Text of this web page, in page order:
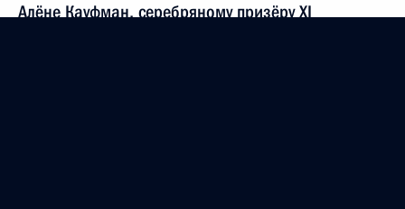
Алёне Кауфман, серебряному призёру XI